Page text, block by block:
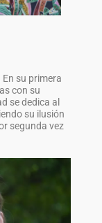
su primera
con su
se dedica al
su ilusión
segunda vez